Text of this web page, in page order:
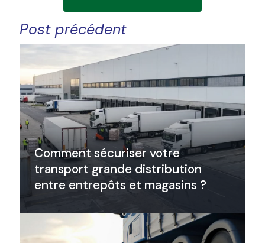
Post précédent
Comment sécuriser votre
transport grande distribution
entre entrepôts et magasins ?